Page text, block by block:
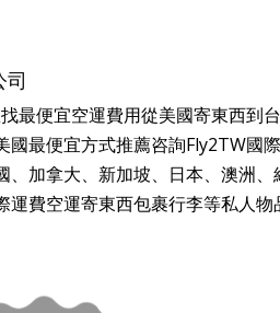
司
最便宜空運費用從美國寄東西到台
國最便宜方式推薦咨詢Fly2TW國際
、加拿大、新加坡、日本、澳洲、
運費空運寄東西包裹行李等私人物